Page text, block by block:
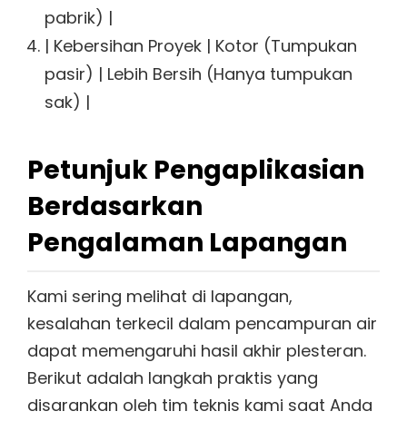
pabrik) |
| Kebersihan Proyek | Kotor (Tumpukan
pasir) | Lebih Bersih (Hanya tumpukan
sak) |
Petunjuk Pengaplikasian
Berdasarkan
Pengalaman Lapangan
Kami sering melihat di lapangan,
kesalahan terkecil dalam pencampuran air
dapat memengaruhi hasil akhir plesteran.
Berikut adalah langkah praktis yang
disarankan oleh tim teknis kami saat Anda